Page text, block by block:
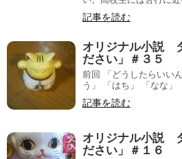
記事を読む
オリジナル小説
ださい」＃３５
前回 「どうしたらいい
う」 「はち」 「なな」
記事を読む
オリジナル小説
ださい」＃１６